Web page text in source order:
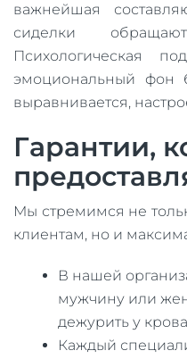
важнейшая
сиделки
Психологическая
эмоциональный фон
выравнивается,
Гарантии,
Мы стремимся не
клиентам, но и
В нашей
мужчину или
дежурить у
Каждый